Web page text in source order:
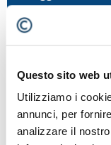
Questo sito web
Utilizziamo i
annunci, per
analizzare il
FIERE,NEWS